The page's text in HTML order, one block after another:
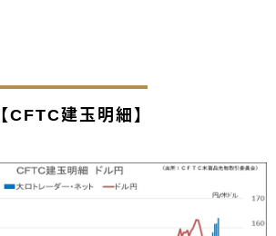
【CFTC建玉明細】